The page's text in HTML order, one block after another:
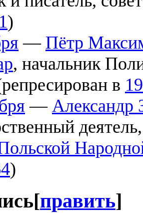
)
— Пётр
, начальник
в
— Александр
)
[править]